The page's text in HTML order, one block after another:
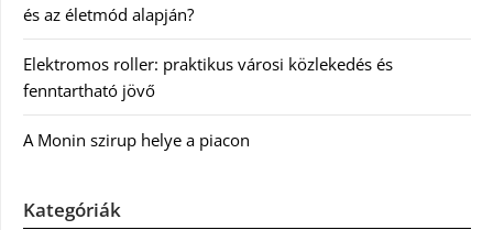
és az életmód alapján?
Elektromos roller: praktikus városi közlekedés és
fenntartható jövő
A Monin szirup helye a piacon
Kategóriák